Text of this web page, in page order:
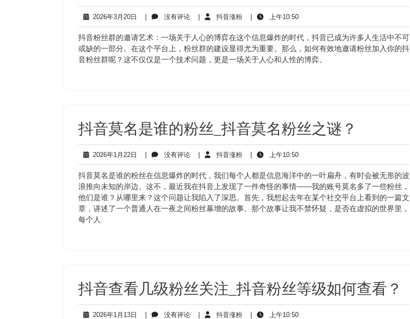
2026年3月20日
2026
年
3
月
20
日
没有评论没
有
评
论
抖音涨粉抖
音
涨
粉
上午10:50上
午
10:50
抖音粉丝群的邀请艺术：一场关于人心的博弈在这个信息爆炸的时代，抖音已成为许多人生活中不可
或缺的一部分。在这个平台上，粉丝群的建设显得尤为重要。那么，如何有效地邀请粉丝加入你的抖
音粉丝群呢？这不仅仅是一个技术问题，更是一场关于人心和人性的博弈。
抖音莫名是谁的粉丝_抖音莫名粉丝之谜？
2026年1月22日
2026
年
1
月
22
日
没有评论没
有
评
论
抖音涨粉抖
音
涨
粉
上午10:50上
午
10:50
抖音莫名是谁的粉丝在信息爆炸的时代，我们每个人都是信息海洋中的一叶扁舟，有时会被无形的波
浪推向未知的岸边。这不，最近我在抖音上发现了一件奇怪的事情——我的账号莫名多了一些粉丝，
他们是谁？从哪里来？这个问题让我陷入了深思。首先，我想起去年在某个社交平台上看到的一篇文
章，讲述了一个普通人在一夜之间粉丝暴增的故事。那个故事让我不禁怀疑，是否在虚拟的世界里，
每个人
抖音查看几级粉丝关注_抖音粉丝等级如何查看？
2026年1月13日
2026
没有评论没
抖音涨粉抖
上午10:50上